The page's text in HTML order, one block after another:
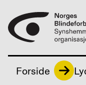
Forside